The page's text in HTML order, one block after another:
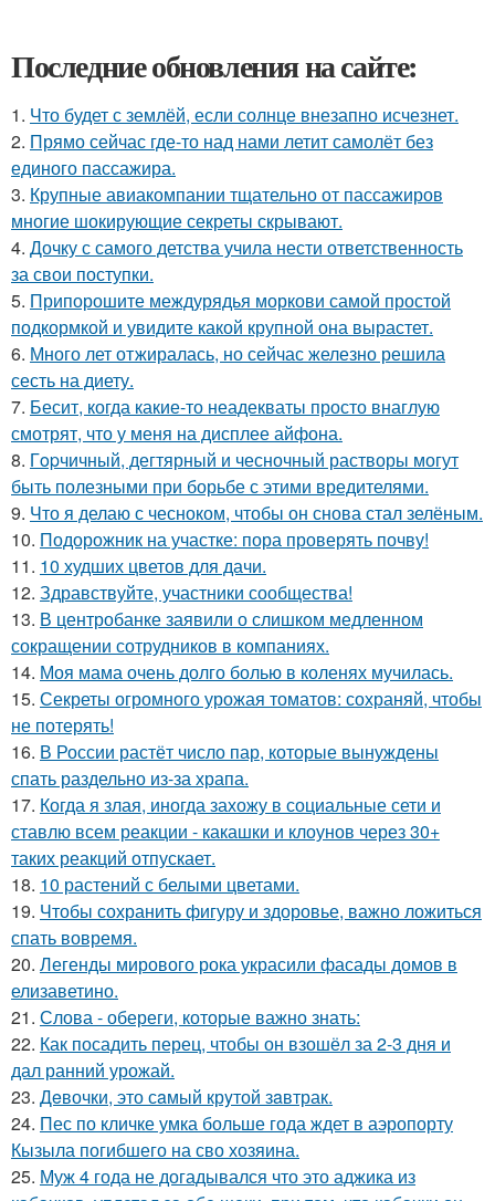
Последние обновления на сайте:
1. Что будет с землёй, если солнце внезапно исчезнет.
2. Прямо сейчас где-то над нами летит самолёт без
единого пассажира.
3. Крупные авиакомпании тщательно от пассажиров
многие шокирующие секреты скрывают.
4. Дочку с самого детства учила нести ответственность
за свои поступки.
5. Припорошите междурядья моркови самой простой
подкормкой и увидите какой крупной она вырастет.
6. Много лет отжиралась, но сейчас железно решила
сесть на диету.
7. Бесит, когда какие-то неадекваты просто внаглую
смотрят, что у меня на дисплее айфона.
8. Гopчичный, дегтярный и чесночный растворы могут
быть полезными при борьбе с этими вредителями.
9. Что я делаю с чесноком, чтобы он снова стал зелёным.
10. Подорожник на участке: пора проверять почву!
11. 10 худших цветов для дачи.
12. Здравствуйте, участники сообщества!
13. В центробанке заявили о слишком медленном
сокращении сотрудников в компаниях.
14. Моя мама очень долго болью в коленях мучилась.
15. Секреты огромного урожая томатов: сохраняй, чтобы
не потерять!
16. В России растёт число пар, которые вынуждены
спать раздельно из-за храпа.
17. Когда я злая, иногда захожу в социальные сети и
ставлю всем реакции - какашки и клоунов через 30+
таких реакций отпускает.
18. 10 растений с белыми цветами.
19. Чтобы сохранить фигуру и здоровье, важно ложиться
спать вовремя.
20. Легенды мирового рока украсили фасады домов в
елизаветино.
21. Слова - обереги, которые важно знать:
22. Как посадить перец, чтобы он взошёл за 2-3 дня и
дал ранний урожай.
23. Дeвочки, это сaмый крyтой зaвтрак.
24. Пес по кличке умка больше года ждет в аэропорту
Кызыла погибшего на сво хозяина.
25. Муж 4 года не догадывался что это аджика из